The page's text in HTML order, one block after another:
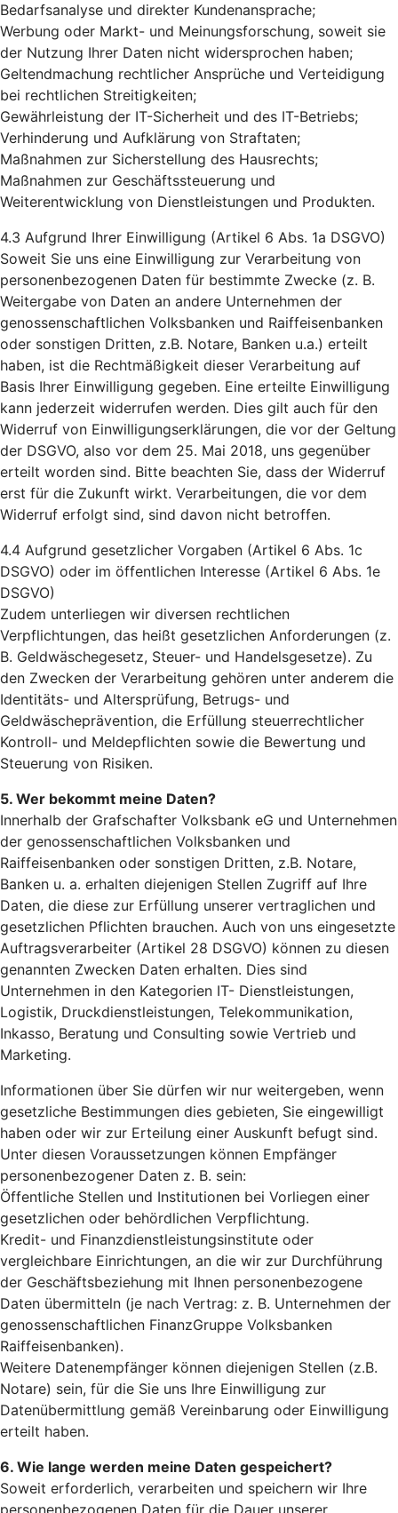
Bedarfsanalyse und direkter Kundenansprache;
Werbung oder Markt- und Meinungsforschung, soweit sie
der Nutzung Ihrer Daten nicht widersprochen haben;
Geltendmachung rechtlicher Ansprüche und Verteidigung
bei rechtlichen Streitigkeiten;
Gewährleistung der IT-Sicherheit und des IT-Betriebs;
Verhinderung und Aufklärung von Straftaten;
Maßnahmen zur Sicherstellung des Hausrechts;
Maßnahmen zur Geschäftssteuerung und
Weiterentwicklung von Dienstleistungen und Produkten.
4.3 Aufgrund Ihrer Einwilligung (Artikel 6 Abs. 1a DSGVO)
Soweit Sie uns eine Einwilligung zur Verarbeitung von
personenbezogenen Daten für bestimmte Zwecke (z. B.
Weitergabe von Daten an andere Unternehmen der
genossenschaftlichen Volksbanken und Raiffeisenbanken
oder sonstigen Dritten, z.B. Notare, Banken u.a.) erteilt
haben, ist die Rechtmäßigkeit dieser Verarbeitung auf
Basis Ihrer Einwilligung gegeben. Eine erteilte Einwilligung
kann jederzeit widerrufen werden. Dies gilt auch für den
Widerruf von Einwilligungserklärungen, die vor der Geltung
der DSGVO, also vor dem 25. Mai 2018, uns gegenüber
erteilt worden sind. Bitte beachten Sie, dass der Widerruf
erst für die Zukunft wirkt. Verarbeitungen, die vor dem
Widerruf erfolgt sind, sind davon nicht betroffen.
4.4 Aufgrund gesetzlicher Vorgaben (Artikel 6 Abs. 1c
DSGVO) oder im öffentlichen Interesse (Artikel 6 Abs. 1e
DSGVO)
Zudem unterliegen wir diversen rechtlichen
Verpflichtungen, das heißt gesetzlichen Anforderungen (z.
B. Geldwäschegesetz, Steuer- und Handelsgesetze). Zu
den Zwecken der Verarbeitung gehören unter anderem die
Identitäts- und Altersprüfung, Betrugs- und
Geldwäscheprävention, die Erfüllung steuerrechtlicher
Kontroll- und Meldepflichten sowie die Bewertung und
Steuerung von Risiken.
5. Wer bekommt meine Daten?
Innerhalb der Grafschafter Volksbank eG und Unternehmen
der genossenschaftlichen Volksbanken und
Raiffeisenbanken oder sonstigen Dritten, z.B. Notare,
Banken u. a. erhalten diejenigen Stellen Zugriff auf Ihre
Daten, die diese zur Erfüllung unserer vertraglichen und
gesetzlichen Pflichten brauchen. Auch von uns eingesetzte
Auftragsverarbeiter (Artikel 28 DSGVO) können zu diesen
genannten Zwecken Daten erhalten. Dies sind
Unternehmen in den Kategorien IT- Dienstleistungen,
Logistik, Druckdienstleistungen, Telekommunikation,
Inkasso, Beratung und Consulting sowie Vertrieb und
Marketing.
Informationen über Sie dürfen wir nur weitergeben, wenn
gesetzliche Bestimmungen dies gebieten, Sie eingewilligt
haben oder wir zur Erteilung einer Auskunft befugt sind.
Unter diesen Voraussetzungen können Empfänger
personenbezogener Daten z. B. sein:
Öffentliche Stellen und Institutionen bei Vorliegen einer
gesetzlichen oder behördlichen Verpflichtung.
Kredit- und Finanzdienstleistungsinstitute oder
vergleichbare Einrichtungen, an die wir zur Durchführung
der Geschäftsbeziehung mit Ihnen personenbezogene
Daten übermitteln (je nach Vertrag: z. B. Unternehmen der
genossenschaftlichen FinanzGruppe Volksbanken
Raiffeisenbanken).
Weitere Datenempfänger können diejenigen Stellen (z.B.
Notare) sein, für die Sie uns Ihre Einwilligung zur
Datenübermittlung gemäß Vereinbarung oder Einwilligung
erteilt haben.
6. Wie lange werden meine Daten gespeichert?
Soweit erforderlich, verarbeiten und speichern wir Ihre
personenbezogenen Daten für die Dauer unserer